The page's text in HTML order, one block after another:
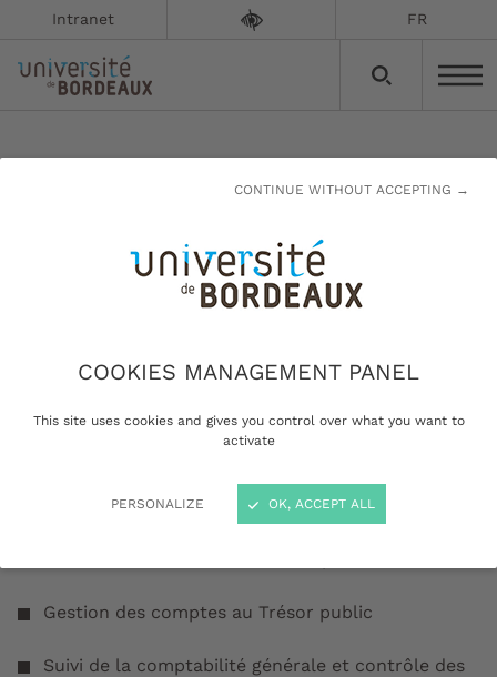
COOKIES MANAGEMENT PANEL
This site uses cookies and gives you control over what you want to
activate
PERSONALIZE
CONTINUE WITHOUT ACCEPTING →
OK, ACCEPT ALL
Intranet FR
Direction de la comptabilité
02/09/2022
chargée de garantir la fiabilité de la
comptabilité générale et patrimoniale et des
opérations de trésorerie.
Activités
Gestion des comptes au Trésor public
Suivi de la comptabilité générale et contrôle des